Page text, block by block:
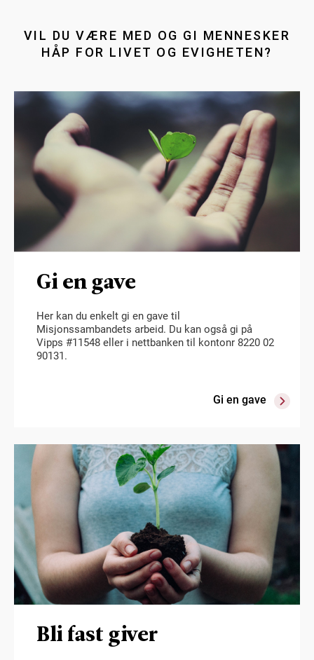
VIL DU VÆRE MED OG GI MENNESKER
HÅP FOR LIVET OG EVIGHETEN?
Gi en gave
Her kan du enkelt gi en gave til
Misjonssambandets arbeid. Du kan også gi på
Vipps #11548 eller i nettbanken til kontonr 8220 02
90131.
Gi en gave
Bli fast giver